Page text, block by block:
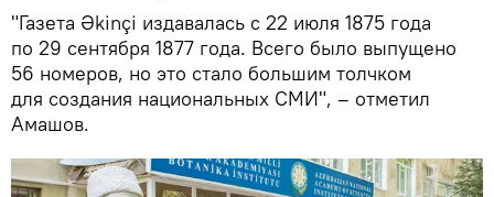
"Газета Əkinçi издавалась с 22 июля 1875 года
по 29 сентября 1877 года. Всего было выпущено
56 номеров, но это стало большим толчком
для создания национальных СМИ", – отметил
Амашов.